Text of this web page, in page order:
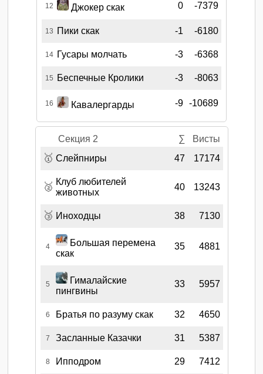
12 Джокер скак 0 -7379
13 Пики скак -1 -6180
14 Гусары молчать -3 -6368
15 Беспечные Кролики -3 -8063
16 Кавалергарды -9 -10689
Секция 2 ∑ Висты
🥇 Слейпниры 47 17174
🥈 Клуб любителей
животных
40 13243
🥉 Иноходцы 38 7130
4
Большая перемена
скак
35 4881
5
Гималайские
пингвины
33 5957
6 Братья по разуму скак 32 4650
7 Засланные Казачки 31 5387
8 Ипподром 29 7412